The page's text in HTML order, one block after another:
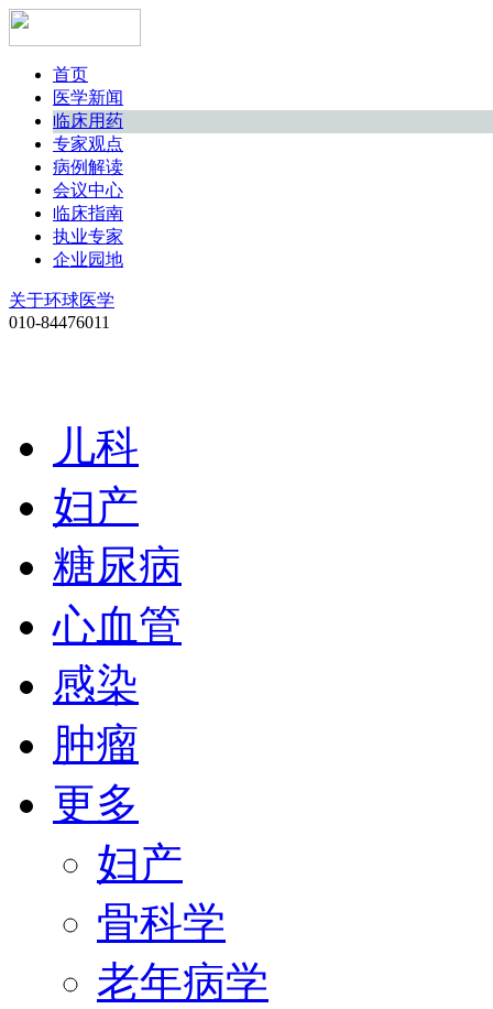
首页
医学新闻
临床用药
专家观点
病例解读
会议中心
临床指南
执业专家
企业园地
关于环球医学
010-84476011
儿科
妇产
糖尿病
心血管
感染
肿瘤
更多
妇产
骨科学
老年病学